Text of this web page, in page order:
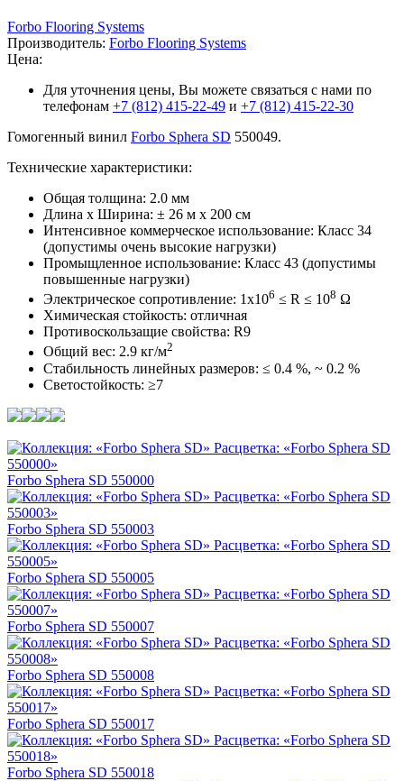
Forbo Flooring Systems
Производитель: Forbo Flooring Systems
Цена:
Для уточнения цены, Вы можете связаться с нами по
телефонам +7 (812) 415-22-49 и +7 (812) 415-22-30
Гомогенный винил Forbo Sphera SD 550049.
Технические характеристики:
Общая толщина: 2.0 мм
Длина х Ширина: ± 26 м x 200 см
Интенсивное коммерческое использование: Класс 34
(допустимы очень высокие нагрузки)
Промыщленное использование: Класс 43 (допустимы
повышенные нагрузки)
Электрическое сопротивление: 1x106 ≤ R ≤ 108 Ω
Химическая стойкость: отличная
Противоскользащие свойства: R9
Общий вес: 2.9 кг/м2
Стабильность линейных размеров: ≤ 0.4 %, ~ 0.2 %
Светостойкость: ≥7
Forbo Sphera SD 550000
Forbo Sphera SD 550003
Forbo Sphera SD 550005
Forbo Sphera SD 550007
Forbo Sphera SD 550008
Forbo Sphera SD 550017
Forbo Sphera SD 550018